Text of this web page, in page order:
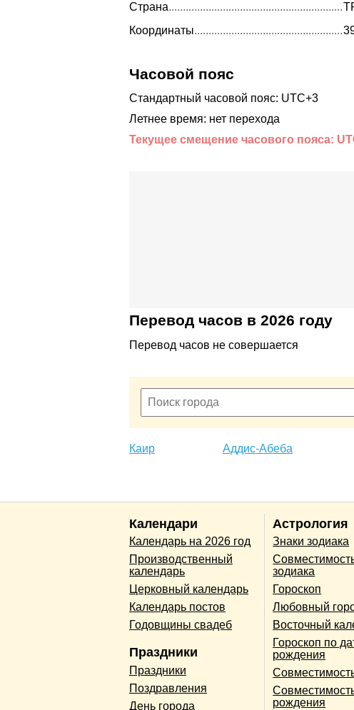
Страна
Координаты
Часовой пояс
Стандартный часовой пояс: UTC+3
Летнее время: нет перехода
Текущее смещение часового пояса:
Перевод часов в 2026 году
Перевод часов не совершается
Каир Аддис-Абеба
Календари
Календарь на 2026 год
Производственный
календарь
Церковный календарь
Календарь постов
Годовщины свадеб
Праздники
Праздники
Поздравления
День города
Астрология
Знаки зодиака
зодиака
Гороскоп
Любовный
Восточный
Гороскоп по
рождения
рождения